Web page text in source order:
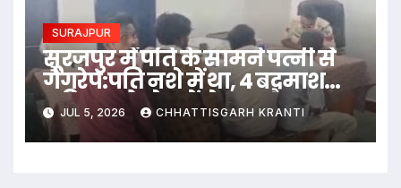
SURAJPUR
सूरजपुर में पति के सामने पत्नी से
गैंगरेप:पति नशे में था, 4 बदमाश
महिला को खेत में ले गए और
वारदात को दिया अंजाम…
JUL 5, 2026 CHHATTISGARH KRANTI